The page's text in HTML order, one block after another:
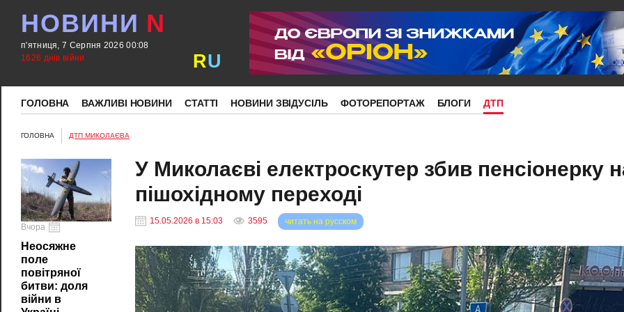
НОВИНИ N
п'ятниця, 7 Серпня 2026 00:08
1626 днів війни
RU
ГОЛОВНА ВАЖЛИВІ НОВИНИ СТАТТІ НОВИНИ ЗВІДУСІЛЬ ФОТОРЕПОРТАЖ БЛОГИ ДТП
ГОЛОВНА ДТП МИКОЛАЄВА
Вчора
Неосяжне
поле
повітряної
битви: доля
війни в
У Миколаєві електроскутер збив пенсіонерку
пішохідному переході
15.05.2026 в 15:03 3595 читать на русском